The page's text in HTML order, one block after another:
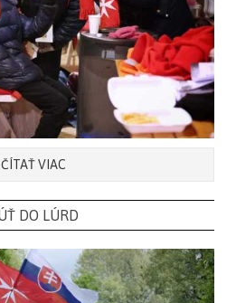
ČÍTAŤ VIAC
DO LÚRD